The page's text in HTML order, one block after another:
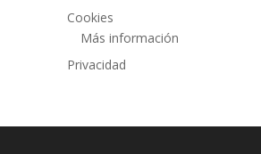
Cookies
Más información
Privacidad